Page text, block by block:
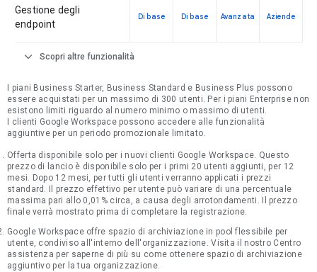
Gestione degli
endpoint
Di base Di base Avanzata Aziende
expand_more Scopri altre funzionalità
I piani Business Starter, Business Standard e Business Plus possono
essere acquistati per un massimo di 300 utenti. Per i piani Enterprise non
esistono limiti riguardo al numero minimo o massimo di utenti.
I clienti Google Workspace possono accedere alle funzionalità
aggiuntive per un periodo promozionale limitato.
Offerta disponibile solo per i nuovi clienti Google Workspace. Questo
prezzo di lancio è disponibile solo per i primi 20 utenti aggiunti, per 12
mesi. Dopo 12 mesi, per tutti gli utenti verranno applicati i prezzi
standard. Il prezzo effettivo per utente può variare di una percentuale
massima pari allo 0,01% circa, a causa degli arrotondamenti. Il prezzo
finale verrà mostrato prima di completare la registrazione.
Google Workspace offre spazio di archiviazione in pool flessibile per
utente, condiviso all'interno dell'organizzazione. Visita il nostro Centro
assistenza per saperne di più su come ottenere spazio di archiviazione
aggiuntivo per la tua organizzazione.